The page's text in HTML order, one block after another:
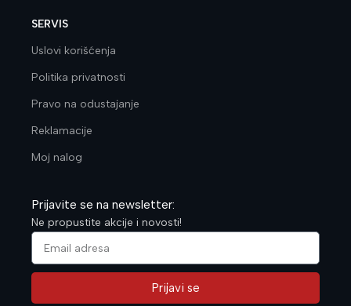
SERVIS
Uslovi korišćenja
Politika privatnosti
Pravo na odustajanje
Reklamacije
Moj nalog
Prijavite se na newsletter:
Ne propustite akcije i novosti!
Prijavi se